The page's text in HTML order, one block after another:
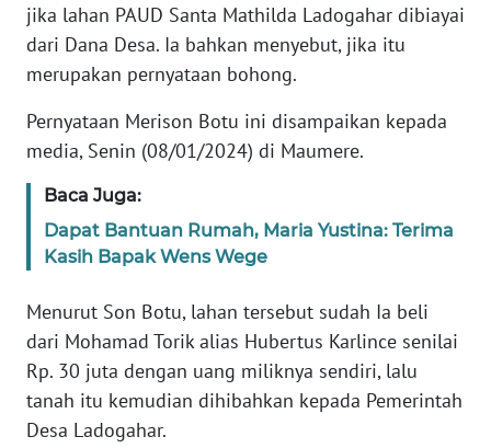
jika lahan PAUD Santa Mathilda Ladogahar dibiayai
dari Dana Desa. Ia bahkan menyebut, jika itu
merupakan pernyataan bohong.
Pernyataan Merison Botu ini disampaikan kepada
media, Senin (08/01/2024) di Maumere.
Baca Juga:
Dapat Bantuan Rumah, Maria Yustina: Terima
Kasih Bapak Wens Wege
Menurut Son Botu, lahan tersebut sudah Ia beli
dari Mohamad Torik alias Hubertus Karlince senilai
Rp. 30 juta dengan uang miliknya sendiri, lalu
tanah itu kemudian dihibahkan kepada Pemerintah
Desa Ladogahar.
PAPUA
PAPUA
BARAT
RIAU
SERAMBI
WN
JAMBI